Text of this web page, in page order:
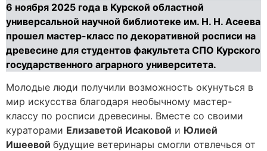
6 ноября 2025 года в Курской областной
универсальной научной библиотеке им. Н. Н. Асеева
прошел мастер-класс по декоративной росписи на
древесине для студентов факультета СПО Курского
государственного аграрного университета.
Молодые люди получили возможность окунуться в
мир искусства благодаря необычному мастер-
классу по росписи древесины. Вместе со своими
кураторами Елизаветой Исаковой и Юлией
Ишеевой будущие ветеринары смогли отвлечься от